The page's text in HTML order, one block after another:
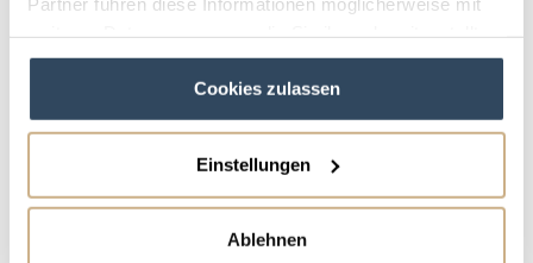
haben oder die sie im Rahmen Ihrer Nutzung der Dienste
Cookies zulassen
Einstellungen
Ablehnen